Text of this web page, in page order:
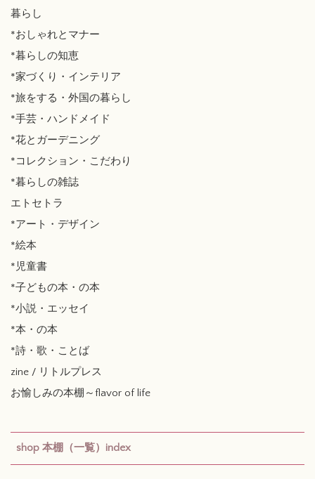
暮らし
*おしゃれとマナー
*暮らしの知恵
*家づくり・インテリア
*旅をする・外国の暮らし
*手芸・ハンドメイド
*花とガーデニング
*コレクション・こだわり
*暮らしの雑誌
エトセトラ
*アート・デザイン
*絵本
*児童書
*子どもの本・の本
*小説・エッセイ
*本・の本
*詩・歌・ことば
zine / リトルプレス
お愉しみの本棚～flavor of life
shop 本棚（一覧）index